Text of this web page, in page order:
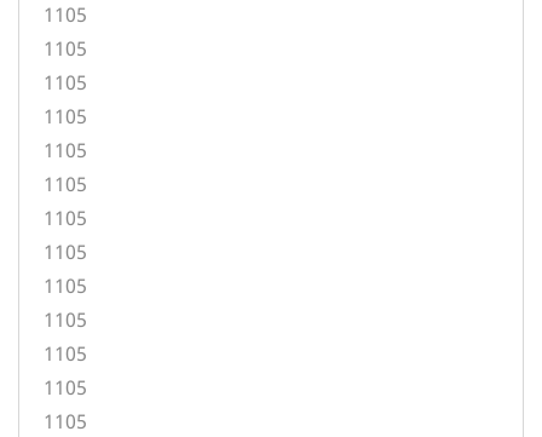
1105
1105
1105
1105
1105
1105
1105
1105
1105
1105
1105
1105
1105